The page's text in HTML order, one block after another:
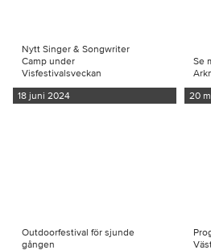
Nytt Singer & Songwriter
Camp under
Visfestivalsveckan
18 juni 2024
Se
20
Outdoorfestival för sjunde
gången